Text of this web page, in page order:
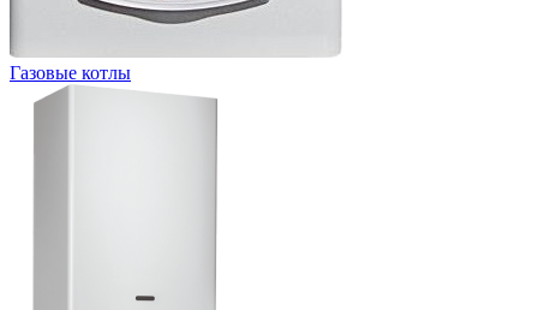
Газовые котлы